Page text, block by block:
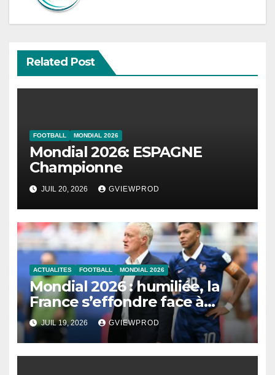
Related Post
FOOTBALL MONDIAL 2026
Mondial 2026: ESPAGNE
Championne
JUIL 20, 2026 GVIEWPROD
ACTUALITES FOOTBALL MONDIAL 2026
Mondial 2026 : humiliée, la
France s’effondre face à
l’Angleterre
JUIL 19, 2026 GVIEWPROD